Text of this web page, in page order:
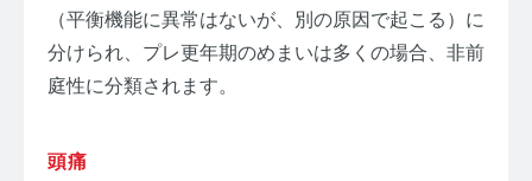
（平衡機能に異常はないが、別の原因で起こる）に
分けられ、プレ更年期のめまいは多くの場合、非前
庭性に分類されます。
頭痛